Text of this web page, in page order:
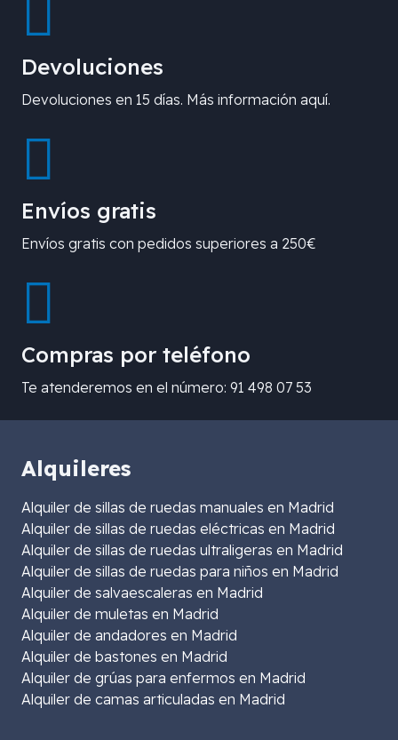
Devoluciones
Devoluciones en 15 días. Más información aquí.
Envíos gratis
Envíos gratis con pedidos superiores a 250€
Compras por teléfono
Te atenderemos en el número: 91 498 07 53
Alquileres
Alquiler de sillas de ruedas manuales en Madrid
Alquiler de sillas de ruedas eléctricas en Madrid
Alquiler de sillas de ruedas ultraligeras en Madrid
Alquiler de sillas de ruedas para niños en Madrid
Alquiler de salvaescaleras en Madrid
Alquiler de muletas en Madrid
Alquiler de andadores en Madrid
Alquiler de bastones en Madrid
Alquiler de grúas para enfermos en Madrid
Alquiler de camas articuladas en Madrid